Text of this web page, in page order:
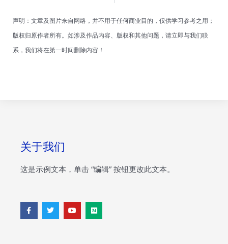
声明：文章及图片来自网络，并不用于任何商业目的，仅供学习参考之用；
版权归原作者所有。如涉及作品内容、版权和其他问题，请立即与我们联
系，我们将在第一时间删除内容！
关于我们
这是示例文本，单击 “编辑” 按钮更改此文本。
F
a
c
T
w
i
Y
o
u
M
e
d